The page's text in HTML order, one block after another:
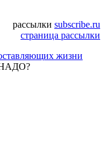
рассылки subscribe.ru
страница рассылки
жизни